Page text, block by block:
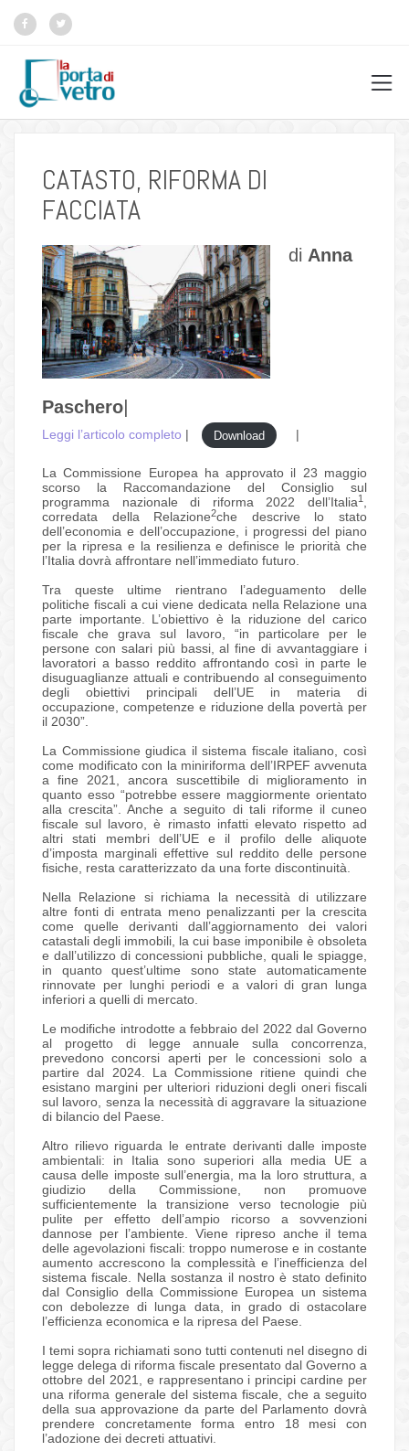
CATASTO, RIFORMA DI
FACCIATA
di Anna
Paschero
Leggi l’articolo completo | Download |
La Commissione Europea ha approvato il 23 maggio
scorso la Raccomandazione del Consiglio sul
programma nazionale di riforma 2022 dell’Italia1
corredata della Relazione2che descrive lo stato
dell’economia e dell’occupazione, i progressi del piano
per la ripresa e la resilienza e definisce le priorità che
l’Italia dovrà affrontare nell’immediato futuro.
Tra queste ultime rientrano l’adeguamento delle
politiche fiscali a cui viene dedicata nella Relazione una
parte importante. L’obiettivo è la riduzione del carico
fiscale che grava sul lavoro, “in particolare per le
persone con salari più bassi, al fine di avvantaggiare i
lavoratori a basso reddito affrontando così in parte le
disuguaglianze attuali e contribuendo al conseguimento
degli obiettivi principali dell’UE in materia di
occupazione, competenze e riduzione della povertà per
il 2030”.
La Commissione giudica il sistema fiscale italiano, così
come modificato con la miniriforma dell’IRPEF avvenuta
a fine 2021, ancora suscettibile di miglioramento in
quanto esso “potrebbe essere maggiormente orientato
alla crescita”. Anche a seguito di tali riforme il cuneo
fiscale sul lavoro, è rimasto infatti elevato rispetto ad
altri stati membri dell’UE e il profilo delle aliquote
d’imposta marginali effettive sul reddito delle persone
fisiche, resta caratterizzato da una forte discontinuità.
Nella Relazione si richiama la necessità di utilizzare
altre fonti di entrata meno penalizzanti per la crescita
come quelle derivanti dall’aggiornamento dei valori
catastali degli immobili, la cui base imponibile è obsoleta
e dall’utilizzo di concessioni pubbliche, quali le spiagge,
in quanto quest’ultime sono state automaticamente
rinnovate per lunghi periodi e a valori di gran lunga
inferiori a quelli di mercato.
Le modifiche introdotte a febbraio del 2022 dal Governo
al progetto di legge annuale sulla concorrenza,
prevedono concorsi aperti per le concessioni solo a
partire dal 2024. La Commissione ritiene quindi che
esistano margini per ulteriori riduzioni degli oneri fiscali
sul lavoro, senza la necessità di aggravare la situazione
di bilancio del Paese.
Altro rilievo riguarda le entrate derivanti dalle imposte
ambientali: in Italia sono superiori alla media UE a
causa delle imposte sull’energia, ma la loro struttura, a
giudizio della Commissione, non promuove
sufficientemente la transizione verso tecnologie più
pulite per effetto dell’ampio ricorso a sovvenzioni
dannose per l’ambiente. Viene ripreso anche il tema
delle agevolazioni fiscali: troppo numerose e in costante
aumento accrescono la complessità e l’inefficienza del
sistema fiscale. Nella sostanza il nostro è stato definito
dal Consiglio della Commissione Europea un sistema
con debolezze di lunga data, in grado di ostacolare
l’efficienza economica e la ripresa del Paese.
I temi sopra richiamati sono tutti contenuti nel disegno di
legge delega di riforma fiscale presentato dal Governo a
ottobre del 2021, e rappresentano i principi cardine per
una riforma generale del sistema fiscale, che a seguito
della sua approvazione da parte del Parlamento dovrà
prendere concretamente forma entro 18 mesi con
l’adozione dei decreti attuativi.